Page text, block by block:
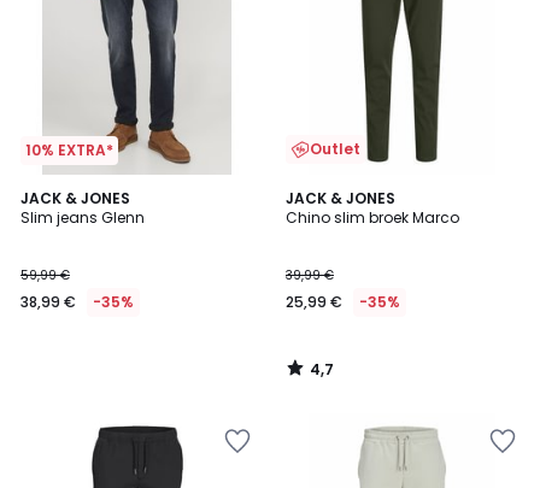
10% EXTRA*
JACK & JONES
Slim jeans Glenn
59,99 €
38,99 € -35%
Outlet
JACK & JONES
Chino slim broek Marco
39,99 €
25,99 € -35%
4,7
/ 5
4,7
/